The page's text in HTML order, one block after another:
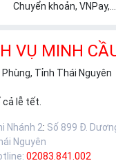
Chuyển khoản, VNPay,...
VỤ MINH
Tỉnh Thái Nguyên
cả lễ tết.
Nhánh 2: Số 899 Đ.
Nguyên
02083.841.002